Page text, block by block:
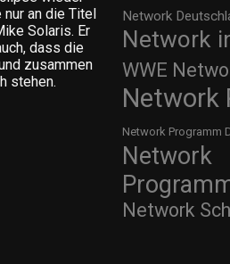
an die Titel
Solaris. Er
dass die
zusammen
stehen.
Network
Network
WWE
Network
Network Programm
Network
Network